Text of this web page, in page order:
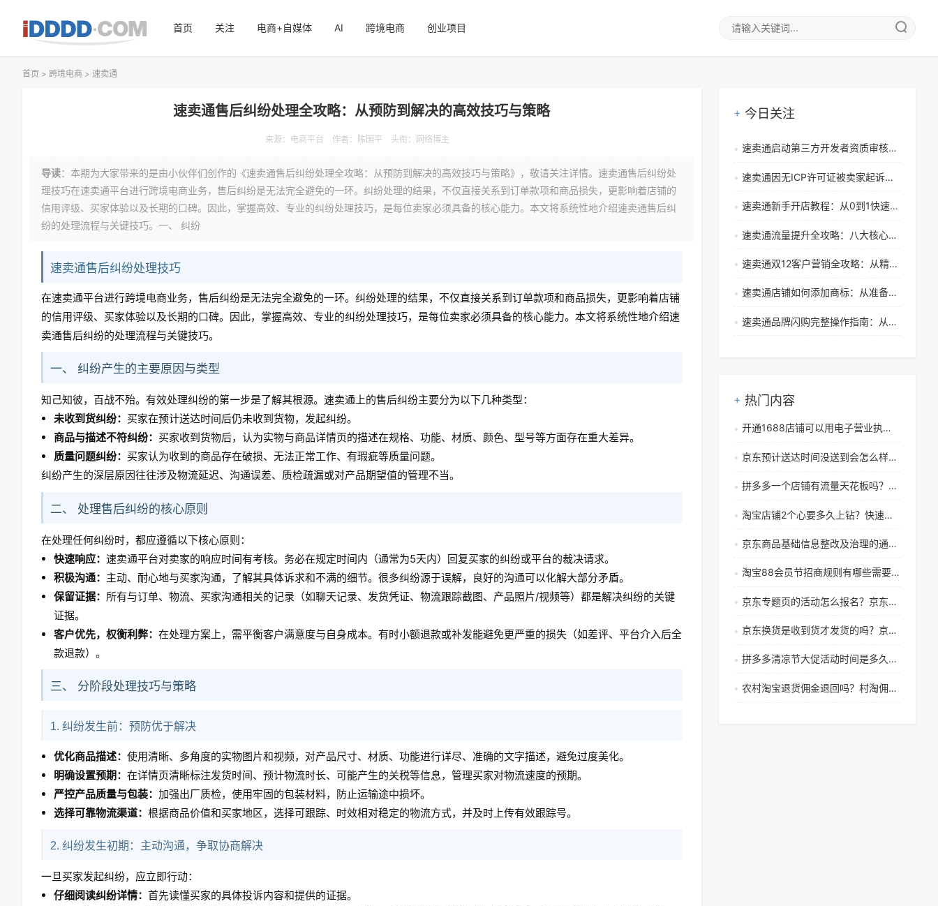
首页 关注 电商+自媒体 AI 跨境电商 创业项目
首页 > 跨境电商 > 速卖通
速卖通售后纠纷处理全攻略：从预防到解决的高效技巧与策略
来源：电商平台 作者：陈国平 头衔：网络博主
导读：本期为大家带来的是由小伙伴们创作的《速卖通售后纠纷处理全攻略：从预防到解决的高效技巧与策略》，敬请关注详情。速卖通售后纠纷处
理技巧在速卖通平台进行跨境电商业务，售后纠纷是无法完全避免的一环。纠纷处理的结果，不仅直接关系到订单款项和商品损失，更影响着店铺的
信用评级、买家体验以及长期的口碑。因此，掌握高效、专业的纠纷处理技巧，是每位卖家必须具备的核心能力。本文将系统性地介绍速卖通售后纠
纷的处理流程与关键技巧。一、 纠纷
速卖通售后纠纷处理技巧
在速卖通平台进行跨境电商业务，售后纠纷是无法完全避免的一环。纠纷处理的结果，不仅直接关系到订单款项和商品损失，更影响着店铺
的信用评级、买家体验以及长期的口碑。因此，掌握高效、专业的纠纷处理技巧，是每位卖家必须具备的核心能力。本文将系统性地介绍速
卖通售后纠纷的处理流程与关键技巧。
一、 纠纷产生的主要原因与类型
知己知彼，百战不殆。有效处理纠纷的第一步是了解其根源。速卖通上的售后纠纷主要分为以下几种类型：
未收到货纠纷： 买家在预计送达时间后仍未收到货物，发起纠纷。
商品与描述不符纠纷： 买家收到货物后，认为实物与商品详情页的描述在规格、功能、材质、颜色、型号等方面存在重大差异。
质量问题纠纷： 买家认为收到的商品存在破损、无法正常工作、有瑕疵等质量问题。
纠纷产生的深层原因往往涉及物流延迟、沟通误差、质检疏漏或对产品期望值的管理不当。
二、 处理售后纠纷的核心原则
在处理任何纠纷时，都应遵循以下核心原则：
快速响应： 速卖通平台对卖家的响应时间有考核。务必在规定时间内（通常为5天内）回复买家的纠纷或平台的裁决请求。
积极沟通： 主动、耐心地与买家沟通，了解其具体诉求和不满的细节。很多纠纷源于误解，良好的沟通可以化解大部分矛盾。
保留证据： 所有与订单、物流、买家沟通相关的记录（如聊天记录、发货凭证、物流跟踪截图、产品照片/视频等）都是解决纠纷的关键
证据。
客户优先，权衡利弊： 在处理方案上，需平衡客户满意度与自身成本。有时小额退款或补发能避免更严重的损失（如差评、平台介入后全
款退款）。
三、 分阶段处理技巧与策略
1. 纠纷发生前：预防优于解决
优化商品描述： 使用清晰、多角度的实物图片和视频，对产品尺寸、材质、功能进行详尽、准确的文字描述，避免过度美化。
明确设置预期： 在详情页清晰标注发货时间、预计物流时长、可能产生的关税等信息，管理买家对物流速度的预期。
严控产品质量与包装： 加强出厂质检，使用牢固的包装材料，防止运输途中损坏。
选择可靠物流渠道： 根据商品价值和买家地区，选择可跟踪、时效相对稳定的物流方式，并及时上传有效跟踪号。
2. 纠纷发生初期：主动沟通，争取协商解决
一旦买家发起纠纷，应立即行动：
仔细阅读纠纷详情： 首先读懂买家的具体投诉内容和提供的证据。
今日关注
速卖通启动第三方开发者资质审核：保障应用安全与合规的新举措
速卖通因无ICP许可证被卖家起诉获赔，跨境电商合规警示
速卖通新手开店教程：从0到1快速出单的实用运营攻略
速卖通流量提升全攻略：八大核心策略优化标题、图片与推广引爆店铺曝光
速卖通双12客户营销全攻略：从精准触达到复购提升的实战指南
速卖通店铺如何添加商标：从准备到审核的完整步骤指南
速卖通品牌闪购完整操作指南：从报名到复盘的全流程步骤详解
热门内容
开通1688店铺可以用电子营业执照吗？需要满足哪些条件？
京东预计送达时间没送到会怎么样？送货晚一天有赔付吗？
拼多多一个店铺有流量天花板吗？拼多多店铺流量怎么做起来
淘宝店铺2个心要多久上钻？快速升3心方法有哪些
京东商品基础信息整改及治理的通知有哪些重要内容和要求
淘宝88会员节招商规则有哪些需要注意的地方
京东专题页的活动怎么报名？京东已报名的活动在哪里看
京东换货是收到货才发货的吗？京东换货检测一般几天
拼多多清凉节大促活动时间是多久，常见问答汇总有哪些
农村淘宝退货佣金退回吗？村淘佣金怎么算？